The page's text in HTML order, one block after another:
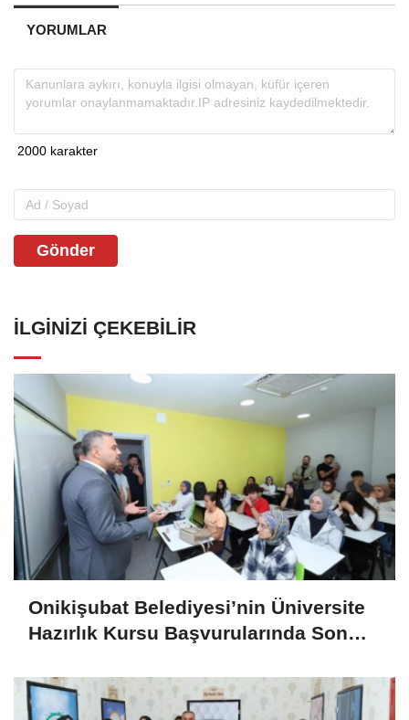
YORUMLAR
Gönder
İLGINIZI ÇEKEBILIR
Onikişubat Belediyesi’nin Üniversite
Hazırlık Kursu Başvurularında Son